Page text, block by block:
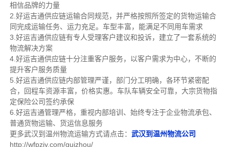
相信品牌的力量
2.好运吉通供应链运输合同规范，并严格按照所签定的货物运输合
同完成运输任务、运力充足。车型丰富，能满足不同用车需求
3.好运吉通供应链有专人受理客户建议和投诉，建立了一套系统的
物流解决方案
4.好运吉通供应链十分注重客户服务，以客户需求为中心，不断的
提升客户服务质量
5.好运吉通供应链内部管理严谨，部门分工明确，各环节紧密配
合，回程车资源丰富，价格实惠。车队车辆安全可靠，大宗货物指
定保险公司签约承保
6.好运吉通管理严格，重视内部培训、始终专注于企业物流承包、
普通货物运输、货运信息服务
更多武汉到温州物流运输方式请点击： 武汉到温州物流公司
http://wfpzjy.com/guizhou/